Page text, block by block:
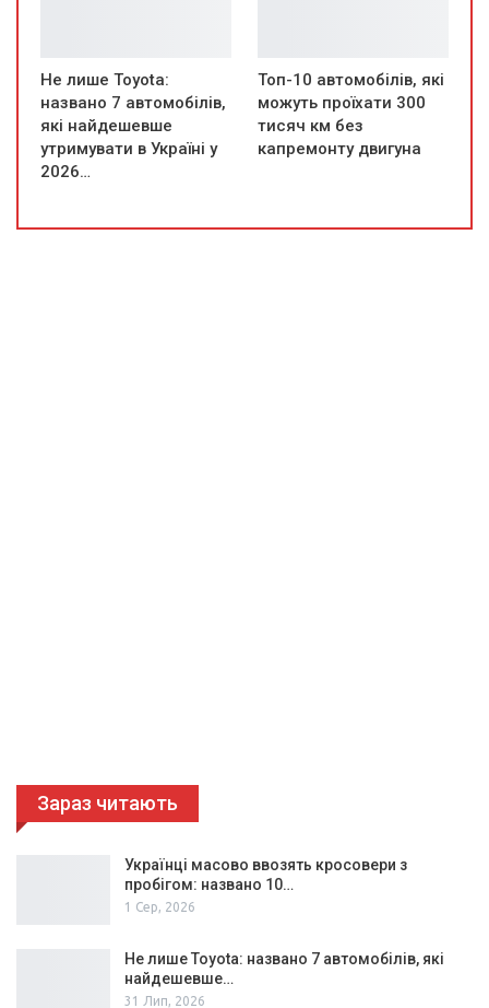
Не лише Toyota:
названо 7 автомобілів,
які найдешевше
утримувати в Україні у
2026…
Топ-10 автомобілів, які
можуть проїхати 300
тисяч км без
капремонту двигуна
Зараз читають
Українці масово ввозять кросовери з
пробігом: названо 10…
1 Сер, 2026
Не лише Toyota: названо 7 автомобілів, які
найдешевше…
31 Лип, 2026